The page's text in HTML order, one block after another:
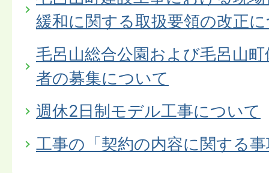
緩和に関する取扱要領の改正
毛呂山総合公園および毛呂山
者の募集について
週休2日制モデル工事について
工事の「契約の内容に関する